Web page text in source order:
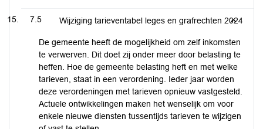
7.5 Wijziging tarieventabel leges en grafrechten 2024
De gemeente heeft de mogelijkheid om zelf inkomsten
te verwerven. Dit doet zij onder meer door belasting te
heffen. Hoe de gemeente belasting heft en met welke
tarieven, staat in een verordening. Ieder jaar worden
deze verordeningen met tarieven opnieuw vastgesteld.
Actuele ontwikkelingen maken het wenselijk om voor
enkele nieuwe diensten tussentijds tarieven te wijzigen